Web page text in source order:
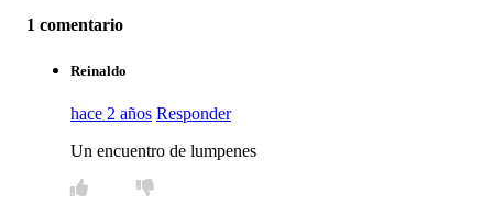
1 comentario
Reinaldo
hace 2 años Responder
Un encuentro de lumpenes